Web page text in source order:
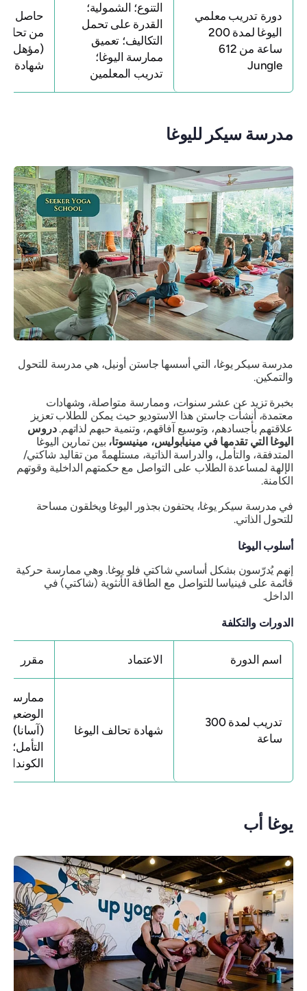
دورة تدريب معلمي
اليوغا لمدة 200
ساعة من 612
Jungle
التنوع؛ الشمولية؛
القدرة على تحمل
التكاليف؛ تعميق
ممارسة اليوغا؛
تدريب المعلمين
حاصل
من تحالف
(مؤهل
شهادة RYT-200)
مدرسة سيكر لليوغا
مدرسة سيكر يوغا، التي أسسها جاستن أونيل، هي مدرسة للتحول
والتمكين.
بخبرة تزيد عن عشر سنوات، وممارسة متواصلة، وشهادات
معتمدة، أنشأت جاستن هذا الاستوديو حيث يمكن للطلاب تعزيز
علاقتهم بأجسادهم، وتوسيع آفاقهم، وتنمية حبهم لذاتهم.دروس
اليوغا التي تقدمها في مينيابوليس، مينيسوتا،بين تمارين اليوغا
المتدفقة، والتأمل، والدراسة الذاتية، مستلهمةً من تقاليد شاكتي/
الإلهة لمساعدة الطلاب على التواصل مع حكمتهم الداخلية وقوتهم
الكامنة.
في مدرسة سيكر يوغا، يحتفون بجذور اليوغا ويخلقون مساحة
للتحول الذاتي.
أسلوب اليوغا
إنهم يُدرّسون بشكل أساسي شاكتي فلو يوغا. وهي ممارسة حركية
قائمة على فينياسا للتواصل مع الطاقة الأنثوية (شاكتي) في
الداخل.
الدورات والتكلفة
اسم الدورة الاعتماد مقرر
تدريب لمدة 300
ساعة
شهادة تحالف اليوغا
ممارسة
(آسانا)؛
التأمل؛
يوغا أب